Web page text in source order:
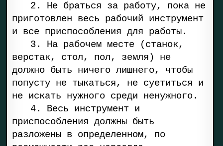
2. Не браться за работу, пока не
приготовлен весь рабочий инструмент
и все приспособления для работы.
3. На рабочем месте (станок,
верстак, стол, пол, земля) не
должно быть ничего лишнего, чтобы
попусту не тыкаться, не суетиться и
не искать нужного среди ненужного.
4. Весь инструмент и
приспособления должны быть
разложены в определенном, по